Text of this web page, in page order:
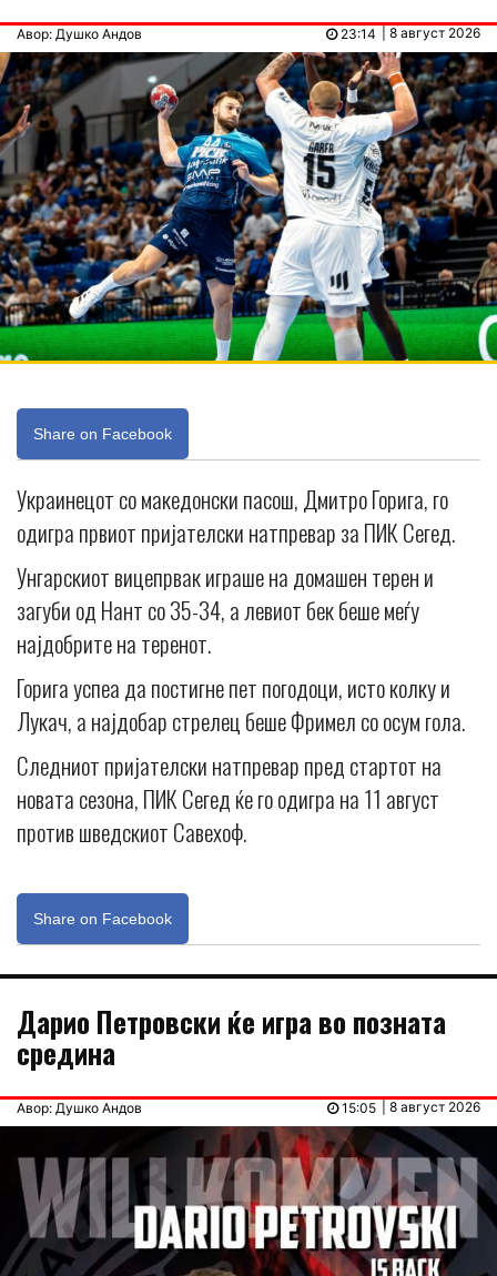
Авор: Душко Андов | 8 август 2026
23:14
Share on Facebook
Украинецот со македонски пасош, Дмитро Горига, го
одигра првиот пријателски натпревар за ПИК Сегед.
Унгарскиот вицепрвак играше на домашен терен и
загуби од Нант со 35-34, а левиот бек беше меѓу
најдобрите на теренот.
Горига успеа да постигне пет погодоци, исто колку и
Лукач, а најдобар стрелец беше Фримел со осум гола.
Следниот пријателски натпревар пред стартот на
новата сезона, ПИК Сегед ќе го одигра на 11 август
против шведскиот Савехоф.
Share on Facebook
Дарио Петровски ќе игра во позната
средина
Авор: Душко Андов | 8 август 2026
15:05